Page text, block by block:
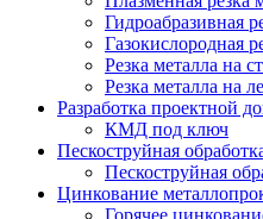
Гидроабразивная
Газокислородная
Резка металла на
Резка металла на
Разработка проектной
КМД под ключ
Пескоструйная
Пескоструйная
Цинкование
Горячее